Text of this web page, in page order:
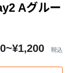
Aグルー
税込